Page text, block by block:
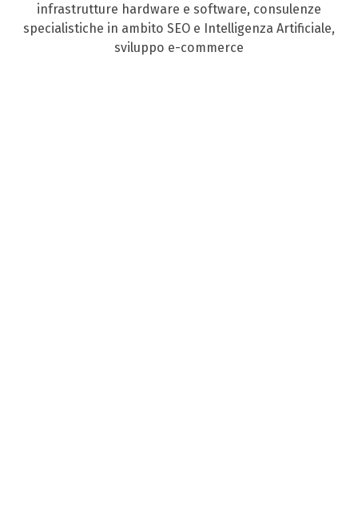
infrastrutture hardware e software, consulenze
specialistiche in ambito SEO e Intelligenza Artificiale,
sviluppo e-commerce